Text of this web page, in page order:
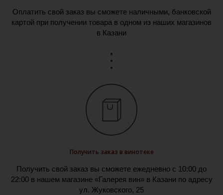
Оплатить свой заказ вы сможете наличными, банковской
картой при получении товара в одном из наших магазинов
в Казани
Получить заказ в винотеке
Получить свой заказ вы сможете ежедневно с 10:00 до
22:00 в нашем магазине «Галерея вин» в Казани по адресу
ул. Жуковского, 25